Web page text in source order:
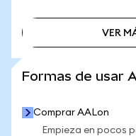
VER
Formas de usar
Comprar AALon
Empieza en pocos